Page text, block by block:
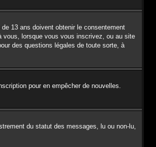
13 ans doivent obtenir le consentement
vous, lorsque vous vous inscrivez, ou au site
des questions légales de toute sorte, à
pour en empêcher de nouvelles.
du statut des messages, lu ou non-lu,